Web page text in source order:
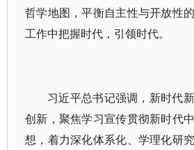
哲学地图，平衡自主性与开放性
工作中把握时代，引领时代。
习近平总书记强调，新时代
创新，聚焦学习宣传贯彻新时代
想，着力深化体系化、学理化研